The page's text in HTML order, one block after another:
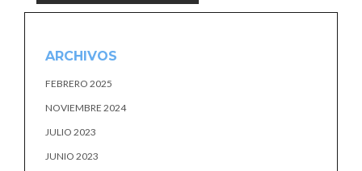
ARCHIVOS
FEBRERO 2025
NOVIEMBRE 2024
JULIO 2023
JUNIO 2023